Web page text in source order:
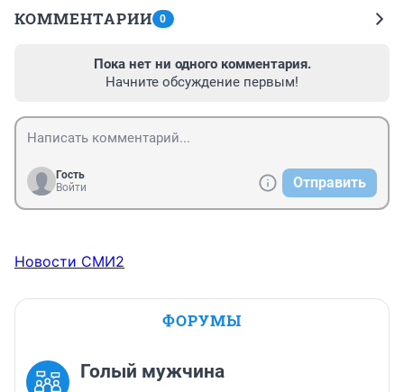
КОММЕНТАРИИ 0
Пока нет ни одного комментария.
Начните обсуждение первым!
Гость
Войти
Отправить
Новости СМИ2
ФОРУМЫ
Голый мужчина